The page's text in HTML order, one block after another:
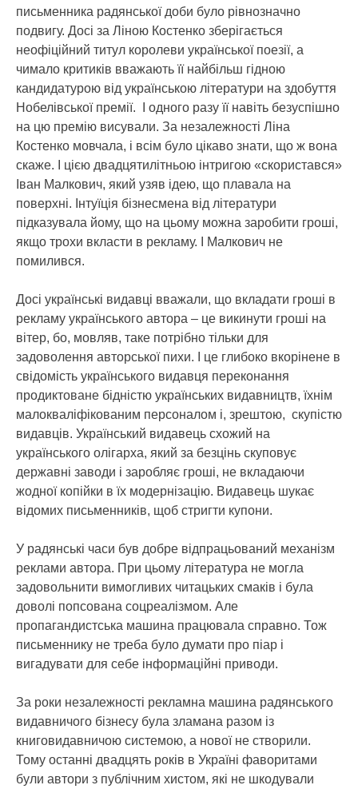
письменника радянської доби було рівнозначно
подвигу. Досі за Ліною Костенко зберігається
неофіційний титул королеви української поезії, а
чимало критиків вважають її найбільш гідною
кандидатурою від українською літератури на здобуття
Нобелівської премії. І одного разу її навіть безуспішно
на цю премію висували. За незалежності Ліна
Костенко мовчала, і всім було цікаво знати, що ж вона
скаже. І цією двадцятилітньою інтригою «скористався»
Іван Малкович, який узяв ідею, що плавала на
поверхні. Інтуїція бізнесмена від літератури
підказувала йому, що на цьому можна заробити гроші,
якщо трохи вкласти в рекламу. І Малкович не
помилився.
Досі українські видавці вважали, що вкладати гроші в
рекламу українського автора – це викинути гроші на
вітер, бо, мовляв, таке потрібно тільки для
задоволення авторської пихи. І це глибоко вкорінене в
свідомість українського видавця переконання
продиктоване бідністю українських видавництв, їхнім
малокваліфікованим персоналом і, зрештою, скупістю
видавців. Український видавець схожий на
українського олігарха, який за безцінь скуповує
державні заводи і заробляє гроші, не вкладаючи
жодної копійки в їх модернізацію. Видавець шукає
відомих письменників, щоб стригти купони.
У радянські часи був добре відпрацьований механізм
реклами автора. При цьому література не могла
задовольнити вимогливих читацьких смаків і була
доволі попсована соцреалізмом. Але
пропагандистська машина працювала справно. Тож
письменнику не треба було думати про піар і
вигадувати для себе інформаційні приводи.
За роки незалежності рекламна машина радянського
видавничого бізнесу була зламана разом із
книговидавничою системою, а нової не створили.
Тому останні двадцять років в Україні фаворитами
були автори з публічним хистом, які не шкодували